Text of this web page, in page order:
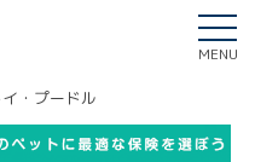
MENU
イ・プードル